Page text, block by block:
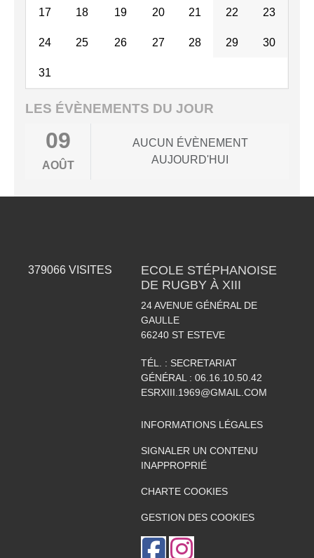
17 18 19 20 21 22 23
24 25 26 27 28 29 30
31
LES ÉVÈNEMENTS DU JOUR
09
AOÛT
AUCUN ÉVÈNEMENT
AUJOURD'HUI
379066 VISITES
ECOLE STÉPHANOISE
DE RUGBY À XIII
24 AVENUE GÉNÉRAL DE
GAULLE
66240 ST ESTEVE
TÉL. : SECRETARIAT
GÉNÉRAL : 06.16.10.50.42
ESRXIII.1969@GMAIL.COM
INFORMATIONS LÉGALES
SIGNALER UN CONTENU
INAPPROPRIÉ
CHARTE COOKIES
GESTION DES COOKIES